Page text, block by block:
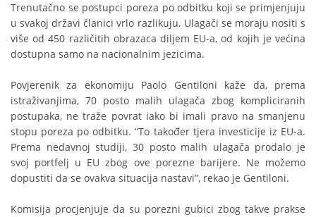
Trenutačno se postupci poreza po odbitku koji se primjenjuju
u svakoj državi članici vrlo razlikuju. Ulagači se moraju nositi s
više od 450 različitih obrazaca diljem EU-a, od kojih je većina
dostupna samo na nacionalnim jezicima.
Povjerenik za ekonomiju Paolo Gentiloni kaže da, prema
istraživanjima, 70 posto malih ulagača zbog kompliciranih
postupaka, ne traže povrat iako bi imali pravo na smanjenu
stopu poreza po odbitku. “To također tjera investicije iz EU-a.
Prema nedavnoj studiji, 30 posto malih ulagača prodalo je
svoj portfelj u EU zbog ove porezne barijere. Ne možemo
dopustiti da se ovakva situacija nastavi”, rekao je Gentiloni.
Komisija procjenjuje da su porezni gubici zbog takve prakse